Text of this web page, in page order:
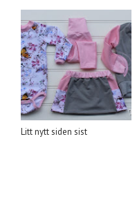
Litt nytt siden sist